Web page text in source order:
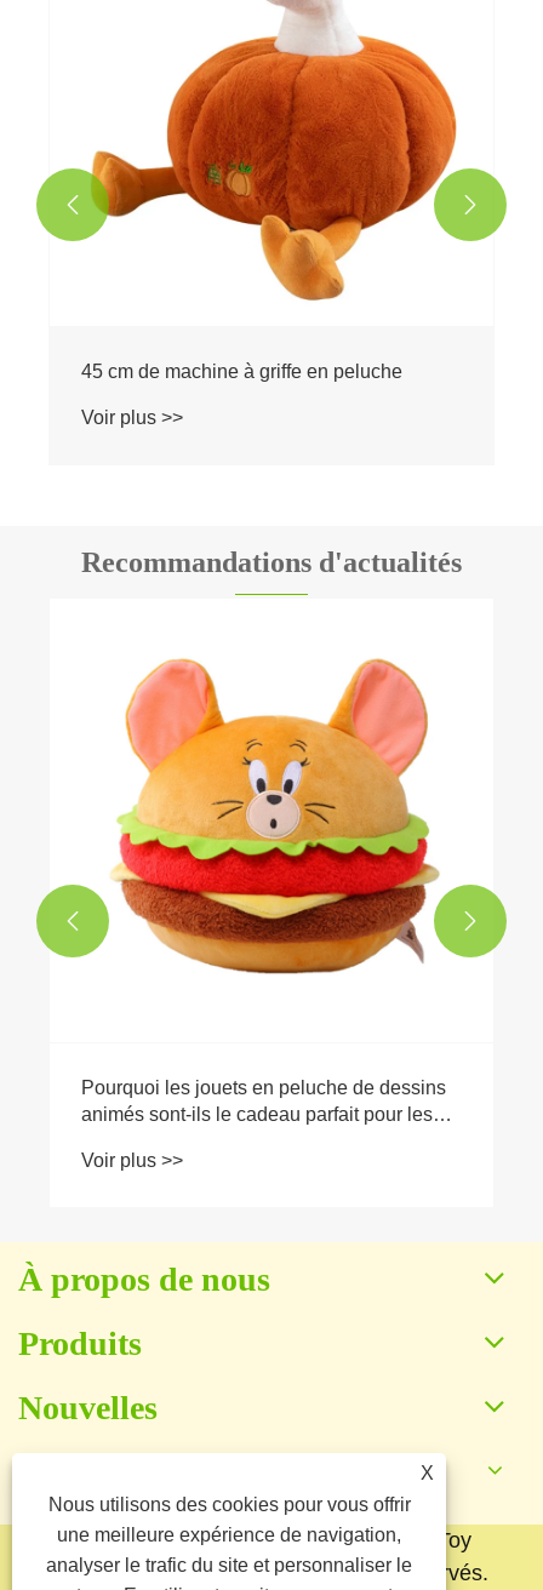
 
Recommandations d'actualités
Méthode de nettoyage et guide d’entretien
pour les jouets en peluche de dessins
animés
Voir plus >>
 
À propos de nous
Produits
Nouvelles
Copyright © 2025 Baoding Yuankang Toy
Manufacturing Co., Ltd. Tous droits réservés.
X
Nous utilisons des cookies pour vous offrir
une meilleure expérience de navigation,
analyser le trafic du site et personnaliser le